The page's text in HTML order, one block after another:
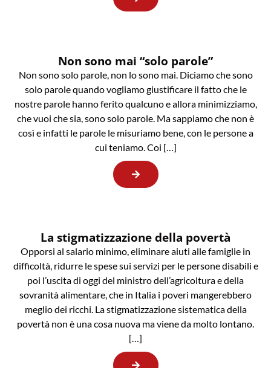
Non sono mai “solo parole”
Non sono solo parole, non lo sono mai. Diciamo che sono
solo parole quando vogliamo giustificare il fatto che le
nostre parole hanno ferito qualcuno e allora minimizziamo,
che vuoi che sia, sono solo parole. Ma sappiamo che non è
così e infatti le parole le misuriamo bene, con le persone a
cui teniamo. Coi […]
La stigmatizzazione della povertà
Opporsi al salario minimo, eliminare aiuti alle famiglie in
difficoltà, ridurre le spese sui servizi per le persone disabili e
poi l’uscita di oggi del ministro dell’agricoltura e della
sovranità alimentare, che in Italia i poveri mangerebbero
meglio dei ricchi. La stigmatizzazione sistematica della
povertà non è una cosa nuova ma viene da molto lontano.
[…]